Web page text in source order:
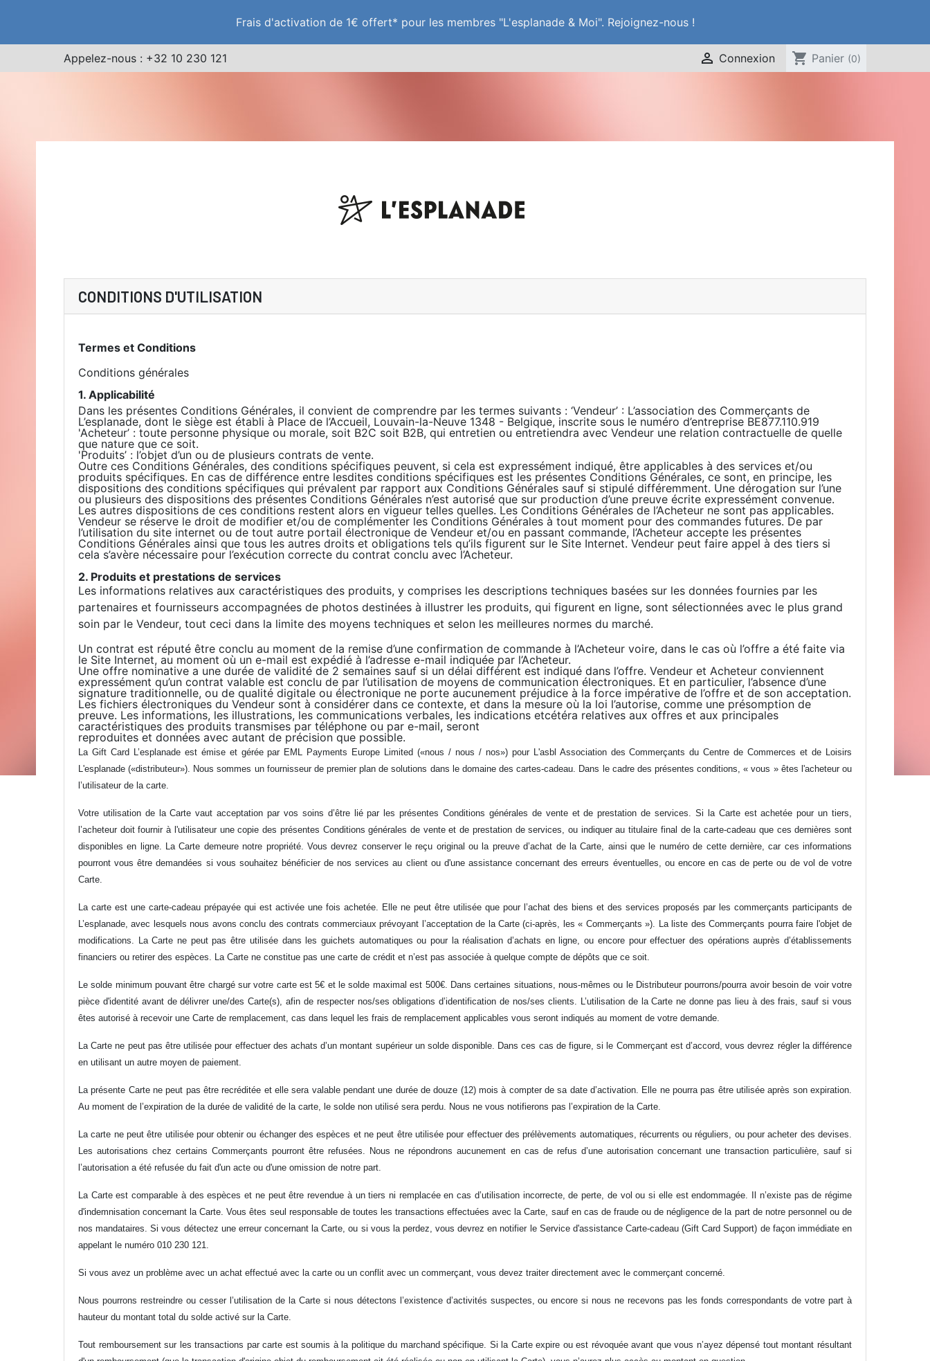
Frais d'activation de 1€ offert* pour les membres "L'esplanade & Moi". Rejoignez-nous !
Appelez-nous : +32 10 230 121  Connexion shopping_cart Panier (0)
CONDITIONS D'UTILISATION
Termes et Conditions
Conditions générales
1. Applicabilité
Dans les présentes Conditions Générales, il convient de comprendre par les termes suivants : ‘Vendeur’ : L’association des Commerçants de
L’esplanade, dont le siège est établi à Place de l’Accueil, Louvain-la-Neuve 1348 - Belgique, inscrite sous le numéro d’entreprise BE877.110.919
'Acheteur’ : toute personne physique ou morale, soit B2C soit B2B, qui entretien ou entretiendra avec Vendeur une relation contractuelle de quelle
que nature que ce soit.
'Produits’ : l’objet d’un ou de plusieurs contrats de vente.
Outre ces Conditions Générales, des conditions spécifiques peuvent, si cela est expressément indiqué, être applicables à des services et/ou
produits spécifiques. En cas de différence entre lesdites conditions spécifiques est les présentes Conditions Générales, ce sont, en principe, les
dispositions des conditions spécifiques qui prévalent par rapport aux Conditions Générales sauf si stipulé différemment. Une dérogation sur l’une
ou plusieurs des dispositions des présentes Conditions Générales n’est autorisé que sur production d’une preuve écrite expressément convenue.
Les autres dispositions de ces conditions restent alors en vigueur telles quelles. Les Conditions Générales de l’Acheteur ne sont pas applicables.
Vendeur se réserve le droit de modifier et/ou de complémenter les Conditions Générales à tout moment pour des commandes futures. De par
l’utilisation du site internet ou de tout autre portail électronique de Vendeur et/ou en passant commande, l’Acheteur accepte les présentes
Conditions Générales ainsi que tous les autres droits et obligations tels qu’ils figurent sur le Site Internet. Vendeur peut faire appel à des tiers si
cela s’avère nécessaire pour l’exécution correcte du contrat conclu avec l’Acheteur.
2. Produits et prestations de services
Les informations relatives aux caractéristiques des produits, y comprises les descriptions techniques basées sur les données fournies par les
partenaires et fournisseurs accompagnées de photos destinées à illustrer les produits, qui figurent en ligne, sont sélectionnées avec le plus grand
soin par le Vendeur, tout ceci dans la limite des moyens techniques et selon les meilleures normes du marché.
Un contrat est réputé être conclu au moment de la remise d’une confirmation de commande à l’Acheteur voire, dans le cas où l’offre a été faite via
le Site Internet, au moment où un e-mail est expédié à l’adresse e-mail indiquée par l’Acheteur.
Une offre nominative a une durée de validité de 2 semaines sauf si un délai différent est indiqué dans l’offre. Vendeur et Acheteur conviennent
expressément qu’un contrat valable est conclu de par l’utilisation de moyens de communication électroniques. Et en particulier, l’absence d’une
signature traditionnelle, ou de qualité digitale ou électronique ne porte aucunement préjudice à la force impérative de l’offre et de son acceptation.
Les fichiers électroniques du Vendeur sont à considérer dans ce contexte, et dans la mesure où la loi l’autorise, comme une présomption de
preuve. Les informations, les illustrations, les communications verbales, les indications etcétéra relatives aux offres et aux principales
caractéristiques des produits transmises par téléphone ou par e-mail, seront
reproduites et données avec autant de précision que possible.
La Gift Card L’esplanade est émise et gérée par EML Payments Europe Limited («nous / nous / nos») pour L'asbl Association des Commerçants du Centre de Commerces et de Loisirs
L'esplanade («distributeur»). Nous sommes un fournisseur de premier plan de solutions dans le domaine des cartes-cadeau. Dans le cadre des présentes conditions, « vous » êtes l'acheteur ou
l’utilisateur de la carte.
Votre utilisation de la Carte vaut acceptation par vos soins d’être lié par les présentes Conditions générales de vente et de prestation de services. Si la Carte est achetée pour un tiers,
l’acheteur doit fournir à l'utilisateur une copie des présentes Conditions générales de vente et de prestation de services, ou indiquer au titulaire final de la carte-cadeau que ces dernières sont
disponibles en ligne. La Carte demeure notre propriété. Vous devrez conserver le reçu original ou la preuve d’achat de la Carte, ainsi que le numéro de cette dernière, car ces informations
pourront vous être demandées si vous souhaitez bénéficier de nos services au client ou d'une assistance concernant des erreurs éventuelles, ou encore en cas de perte ou de vol de votre
Carte.
La carte est une carte-cadeau prépayée qui est activée une fois achetée. Elle ne peut être utilisée que pour l’achat des biens et des services proposés par les commerçants participants de
L’esplanade, avec lesquels nous avons conclu des contrats commerciaux prévoyant l’acceptation de la Carte (ci-après, les « Commerçants »). La liste des Commerçants pourra faire l'objet de
modifications. La Carte ne peut pas être utilisée dans les guichets automatiques ou pour la réalisation d’achats en ligne, ou encore pour effectuer des opérations auprès d’établissements
financiers ou retirer des espèces. La Carte ne constitue pas une carte de crédit et n’est pas associée à quelque compte de dépôts que ce soit.
Le solde minimum pouvant être chargé sur votre carte est 5€ et le solde maximal est 500€. Dans certaines situations, nous-mêmes ou le Distributeur pourrons/pourra avoir besoin de voir votre
pièce d'identité avant de délivrer une/des Carte(s), afin de respecter nos/ses obligations d’identification de nos/ses clients. L’utilisation de la Carte ne donne pas lieu à des frais, sauf si vous
êtes autorisé à recevoir une Carte de remplacement, cas dans lequel les frais de remplacement applicables vous seront indiqués au moment de votre demande.
La Carte ne peut pas être utilisée pour effectuer des achats d’un montant supérieur un solde disponible. Dans ces cas de figure, si le Commerçant est d’accord, vous devrez régler la différence
en utilisant un autre moyen de paiement.
La présente Carte ne peut pas être recréditée et elle sera valable pendant une durée de douze (12) mois à compter de sa date d’activation. Elle ne pourra pas être utilisée après son expiration.
Au moment de l’expiration de la durée de validité de la carte, le solde non utilisé sera perdu. Nous ne vous notifierons pas l’expiration de la Carte.
La carte ne peut être utilisée pour obtenir ou échanger des espèces et ne peut être utilisée pour effectuer des prélèvements automatiques, récurrents ou réguliers, ou pour acheter des devises.
Les autorisations chez certains Commerçants pourront être refusées. Nous ne répondrons aucunement en cas de refus d’une autorisation concernant une transaction particulière, sauf si
l’autorisation a été refusée du fait d'un acte ou d'une omission de notre part.
La Carte est comparable à des espèces et ne peut être revendue à un tiers ni remplacée en cas d’utilisation incorrecte, de perte, de vol ou si elle est endommagée. Il n’existe pas de régime
d'indemnisation concernant la Carte. Vous êtes seul responsable de toutes les transactions effectuées avec la Carte, sauf en cas de fraude ou de négligence de la part de notre personnel ou de
nos mandataires. Si vous détectez une erreur concernant la Carte, ou si vous la perdez, vous devrez en notifier le Service d'assistance Carte-cadeau (Gift Card Support) de façon immédiate en
appelant le numéro 010 230 121.
Si vous avez un problème avec un achat effectué avec la carte ou un conflit avec un commerçant, vous devez traiter directement avec le commerçant concerné.
Nous pourrons restreindre ou cesser l’utilisation de la Carte si nous détectons l’existence d’activités suspectes, ou encore si nous ne recevons pas les fonds correspondants de votre part à
hauteur du montant total du solde activé sur la Carte.
Tout remboursement sur les transactions par carte est soumis à la politique du marchand spécifique. Si la Carte expire ou est révoquée avant que vous n’ayez dépensé tout montant résultant